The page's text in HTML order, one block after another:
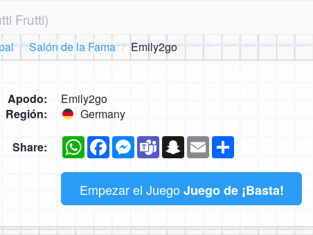
Frutti)
Salón de la Fama Emily2go
Apodo:
Emily2go
Región:
Germany
Share: WhatsAppFacebookMessenger
TeamsSnapchat
Email
Empezar el Juego Juego de ¡Basta!